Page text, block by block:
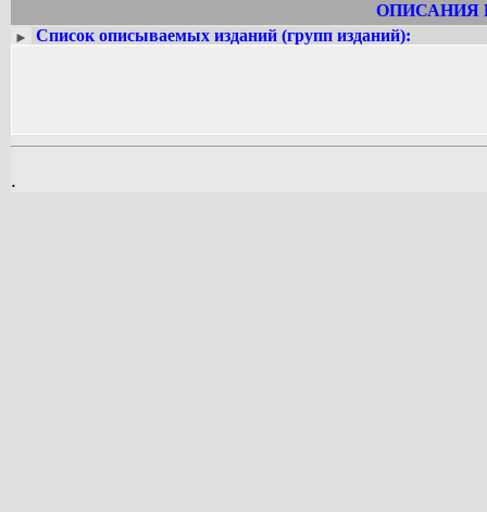
ОПИСАНИЯ
► Список описываемых изданий (групп изданий):
.